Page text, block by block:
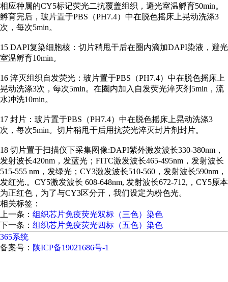
相应种属的CY5标记荧光二抗覆盖组织，避光室温孵育50min。
孵育完后，玻片置于PBS（PH7.4）中在脱色摇床上晃动洗涤3
次，每次5min。
15 DAPI复染细胞核：切片稍甩干后在圈内滴加DAPI染液，避光
室温孵育10min。
16 淬灭组织自发荧光：玻片置于PBS（PH7.4）中在脱色摇床上
晃动洗涤3次，每次5min。在圈内加入自发荧光淬灭剂5min，流
水冲洗10min。
17 封片：玻片置于PBS（PH7.4）中在脱色摇床上晃动洗涤3
次，每次5min。切片稍甩干后用抗荧光淬灭封片剂封片。
18 切片置于扫描仪下采集图像:DAPI紫外激发波长330-380nm，
发射波长420nm，发蓝光；FITC激发波长465-495nm，发射波长
515-555 nm，发绿光；CY3激发波长510-560，发射波长590nm，
发红光.。CY5激发波长 608-648nm, 发射波长672-712,，CY5原本
为正红色，为了与CY3区分开，我们设定为粉色光。
相关标签：
上一条： 组织芯片免疫荧光双标（三色）染色
下一条： 组织芯片免疫荧光四标（五色）染色
365系统
备案号： 陕ICP备19021686号-1